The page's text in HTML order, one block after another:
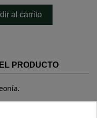
al carrito
PRODUCTO
CATEGORÍA: